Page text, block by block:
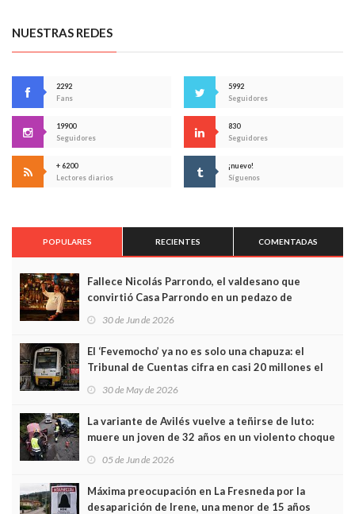
NUESTRAS REDES
2292
Fans
5992
Seguidores
19900
Seguidores
830
Seguidores
+ 6200
Lectores diarios
¡nuevo!
Síguenos
POPULARES RECIENTES COMENTADAS
Fallece Nicolás Parrondo, el valdesano que
convirtió Casa Parrondo en un pedazo de
30 de Jun de 2026
El ‘Fevemocho’ ya no es solo una chapuza: el
Tribunal de Cuentas cifra en casi 20 millones el
30 de May de 2026
La variante de Avilés vuelve a teñirse de luto:
muere un joven de 32 años en un violento choque
05 de Jun de 2026
Máxima preocupación en La Fresneda por la
desaparición de Irene, una menor de 15 años